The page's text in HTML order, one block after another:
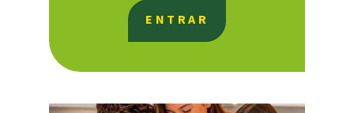
ENTRAR